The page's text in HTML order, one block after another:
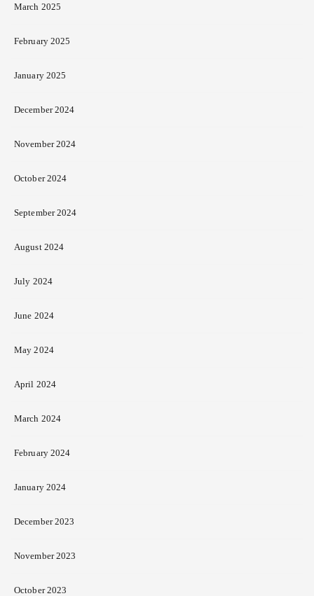
March 2025
February 2025
January 2025
December 2024
November 2024
October 2024
September 2024
August 2024
July 2024
June 2024
May 2024
April 2024
March 2024
February 2024
January 2024
December 2023
November 2023
October 2023